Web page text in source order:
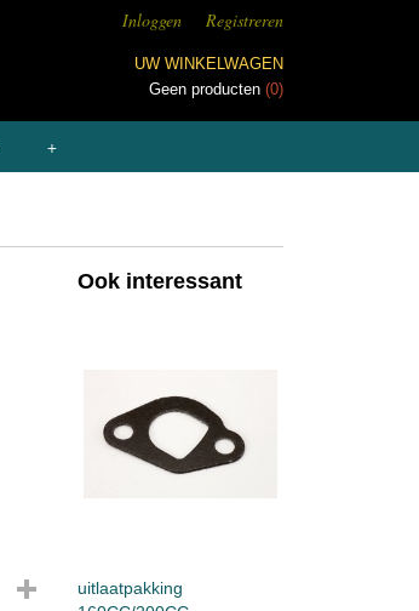
Inloggen Registreren
UW WINKELWAGEN
Geen producten (0)
+
Ook interessant
uitlaatpakking